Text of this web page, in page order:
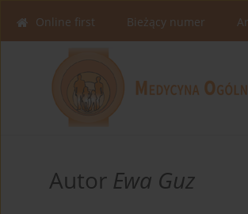
Online first Bieżący numer
Autor Ewa Guz